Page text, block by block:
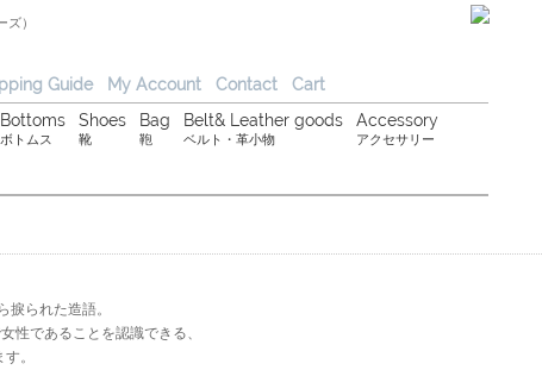
）
Guide My Account Contact
Cart
Bottoms
ボトムス
Shoes
靴
Bag
鞄
Belt& Leather goods
ベルト・革小物
Accessory
アクセサリー
られた造語。
性であることを認識できる、
。